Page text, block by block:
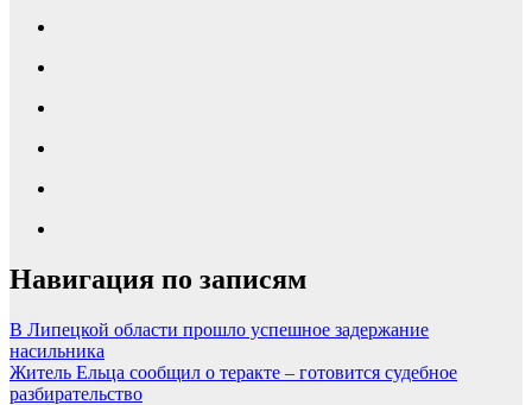
Навигация по записям
В Липецкой области прошло успешное задержание
насильника
Житель Ельца сообщил о теракте – готовится судебное
разбирательство